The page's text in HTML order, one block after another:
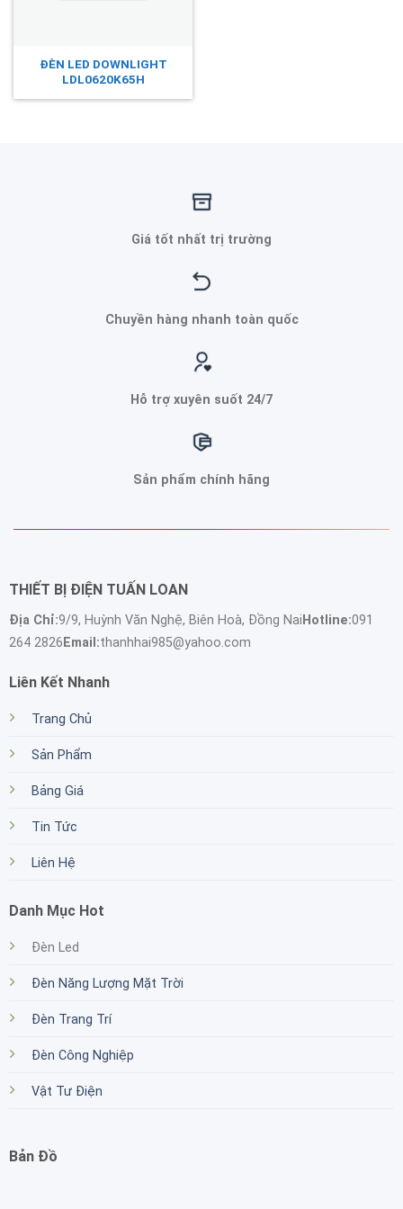
ĐÈN LED DOWNLIGHT
LDL0620K65H
Giá tốt nhất trị trường
Chuyền hàng nhanh toàn quốc
Hỗ trợ xuyên suốt 24/7
Sản phẩm chính hãng
THIẾT BỊ ĐIỆN TUẤN LOAN
Địa Chỉ:9/9, Huỳnh Văn Nghệ, Biên Hoà, Đồng Nai Hotline:091
264 2826 Email:thanhhai985@yahoo.com
Liên Kết Nhanh
Trang Chủ
Sản Phẩm
Bảng Giá
Tin Tức
Liên Hệ
Danh Mục Hot
Đèn Led
Đèn Năng Lượng Mặt Trời
Đèn Trang Trí
Đèn Công Nghiệp
Vật Tư Điện
Bản Đồ